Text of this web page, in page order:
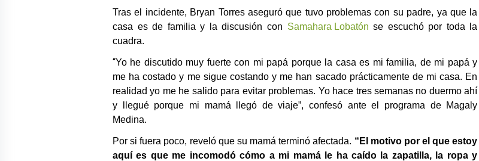
Tras el incidente, Bryan Torres aseguró que tuvo problemas con su padre, ya que la
casa es de familia y la discusión con Samahara Lobatón se escuchó por toda la
cuadra.
“Yo he discutido muy fuerte con mi papá porque la casa es mi familia, de mi papá y
me ha costado y me sigue costando y me han sacado prácticamente de mi casa. En
realidad yo me he salido para evitar problemas. Yo hace tres semanas no duermo ahí
y llegué porque mi mamá llegó de viaje”, confesó ante el programa de Magaly
Medina.
Por si fuera poco, reveló que su mamá terminó afectada. “El motivo por el que estoy
aquí es que me incomodó cómo a mi mamá le ha caído la zapatilla, la ropa y